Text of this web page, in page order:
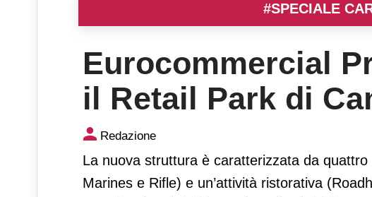
#SPECIALE
Eurocommercial
il Retail Park di
Eurocommercial Properties
(FI)
Redazione
La nuova struttura è caratterizzata da
Marines e Rifle) e un’attività ristorativa